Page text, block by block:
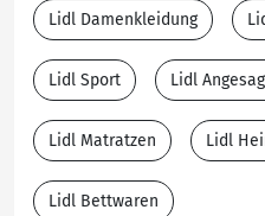
Lidl Damenkleidung
Lidl Sport Lidl
Lidl Matratzen Lidl
Lidl Bettwaren